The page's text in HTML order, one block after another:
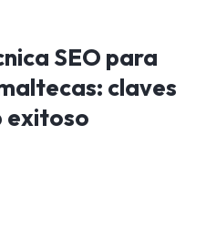
SEO para
claves
exitoso